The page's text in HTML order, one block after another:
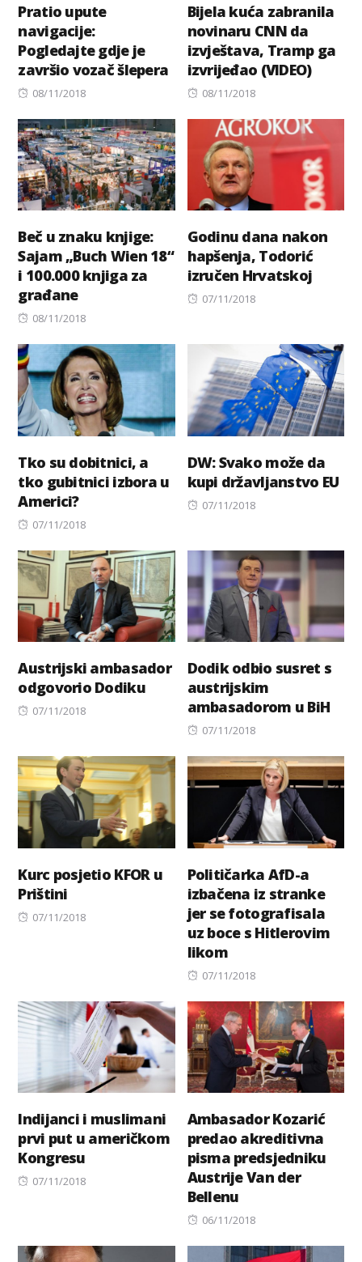
Pratio upute
navigacije:
Pogledajte gdje je
završio vozač šlepera
Posted
08/11/2018
Bijela kuća zabranila
novinaru CNN da
izvještava, Tramp ga
izvrijeđao (VIDEO)
Posted
08/11/2018
Beč u znaku knjige:
Sajam „Buch Wien 18“
i 100.000 knjiga za
građane
Posted
08/11/2018
Godinu dana nakon
hapšenja, Todorić
izručen Hrvatskoj
Posted
07/11/2018
Tko su dobitnici, a
tko gubitnici izbora u
Americi?
Posted
07/11/2018
DW: Svako može da
kupi državljanstvo EU
Posted
07/11/2018
Austrijski ambasador
odgovorio Dodiku
Posted
07/11/2018
Dodik odbio susret s
austrijskim
ambasadorom u BiH
Posted
07/11/2018
Kurc posjetio KFOR u
Prištini
Posted
07/11/2018
Političarka AfD-a
izbačena iz stranke
jer se fotografisala
uz boce s Hitlerovim
likom
Posted
07/11/2018
Indijanci i muslimani
prvi put u američkom
Kongresu
Posted
07/11/2018
Ambasador Kozarić
predao akreditivna
pisma predsjedniku
Austrije Van der
Bellenu
Posted
06/11/2018